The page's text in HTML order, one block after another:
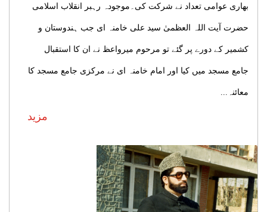
بھاری عوامی تعداد نے شرکت کی۔موجودہ رہبر انقلاب اسلامی
حضرت آیت اللہ العظمیٰ سید علی خامنہ ای جب ہندوستان و
کشمیر کے دورے پر گئے تو مرحوم میرواعظ نے ان کا استقبال
جامع مسجد میں کیا اور امام خامنہ ای نے مرکزی جامع مسجد کا
معائنہ...
مزید